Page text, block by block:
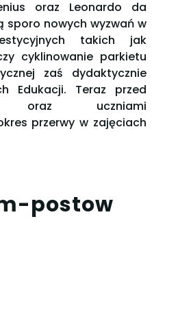
oraz Leonardo da
sporo nowych wyzwań w
takich jak
cyklinowanie parkietu
zaś dydaktycznie
Edukacji. Teraz przed
oraz uczniami
przerwy w zajęciach
postow